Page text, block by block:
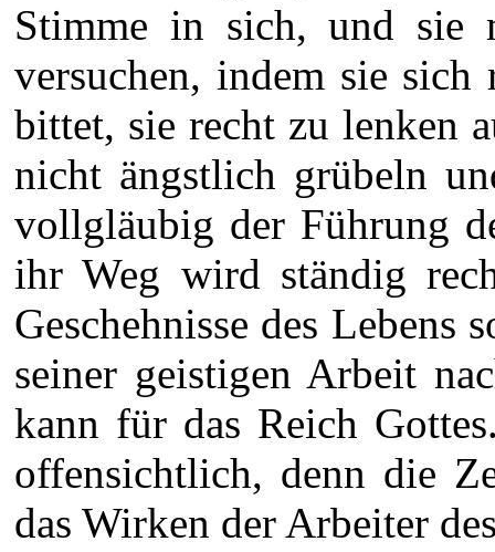
Stimme in sich, und sie
versuchen, indem sie
bittet, sie recht zu lenken
nicht ängstlich grübeln
vollgläubig der Führung
ihr Weg wird ständig
Geschehnisse des Lebens
seiner geistigen Arbeit
kann für das Reich
offensichtlich, denn die
das Wirken der Arbeiter